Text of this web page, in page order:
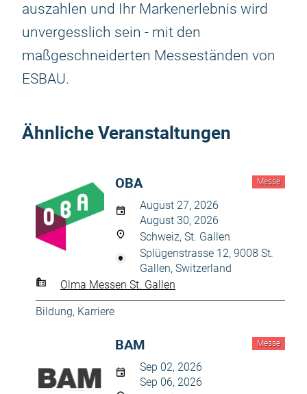
auszahlen und Ihr Markenerlebnis wird
unvergesslich sein - mit den
maßgeschneiderten Messeständen von
ESBAU.
Ähnliche Veranstaltungen
Messe
OBA
August 27, 2026
August 30, 2026
Schweiz, St. Gallen
Splügenstrasse 12, 9008 St.
Gallen, Switzerland
Olma Messen St. Gallen
Bildung, Karriere
Messe
BAM
Sep 02, 2026
Sep 06, 2026